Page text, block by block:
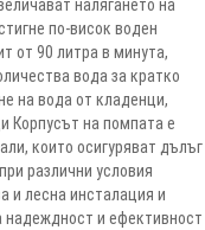
налягането на
по-висок воден
от 90 литра в минута,
вода за кратко
на вода от кладенци,
Корпусът на помпата е
които осигуряват дълъг
различни условия
и лесна инсталация и
и ефективност